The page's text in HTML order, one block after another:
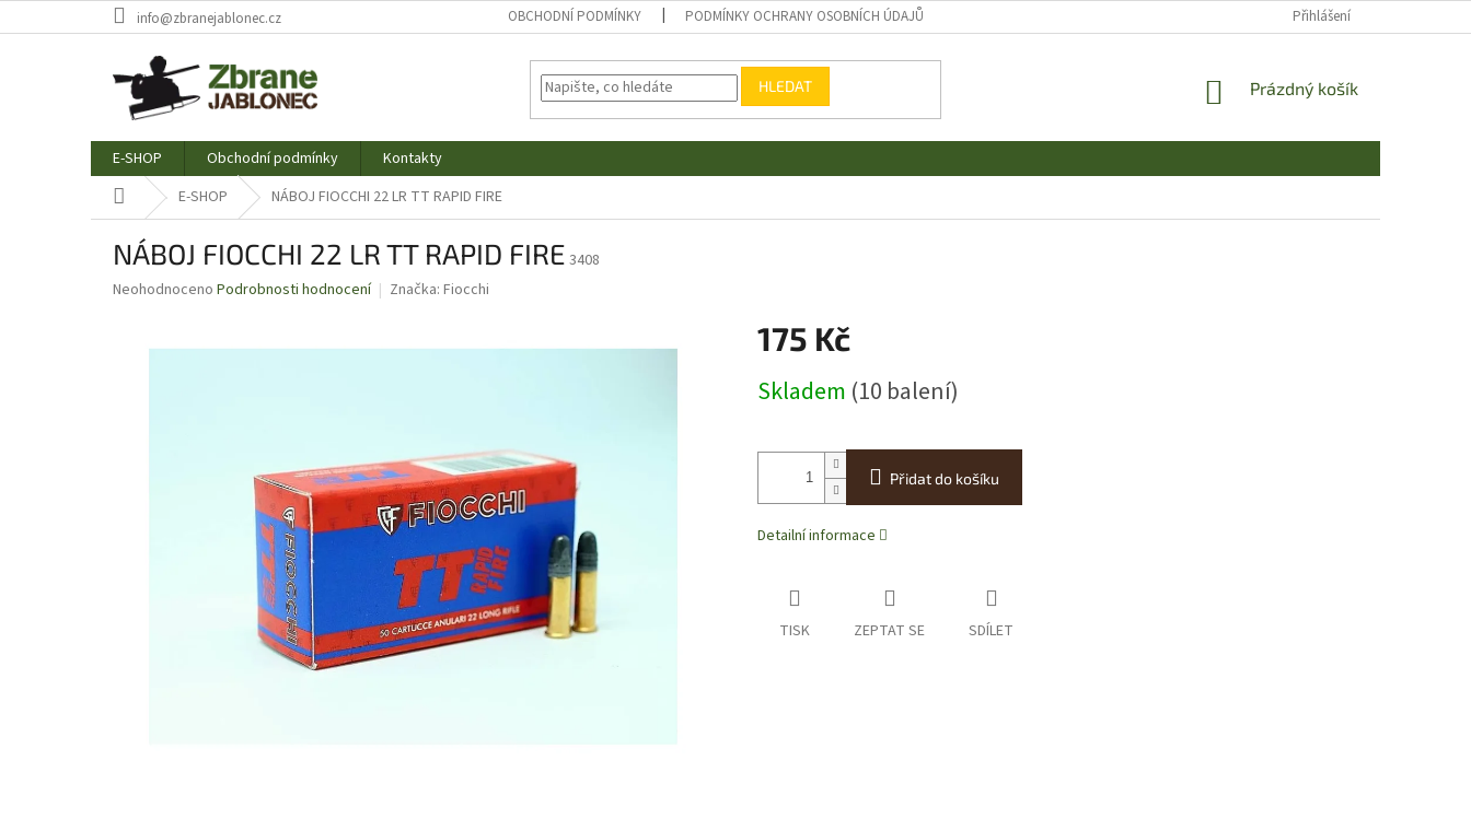
na
info@zbranejablonec.cz OBCHODNÍ PODMÍNKY PODMÍNKY OCHRANY OSOBNÍCH ÚDAJŮ Přihlášení
HLEDAT
NÁKUPNÍ
Prázdný košík
E-SHOP Obchodní podmínky
Kontakty
Domů E-SHOP NÁBOJ FIOCCHI 22 LR TT RAPID FIRE
NÁBOJ FIOCCHI 22 LR TT RAPID FIRE 3408
Průměrné
Neohodnoceno Podrobnosti hodnocení Značka: Fiocchi
175 Kč
cena:
Skladem (10 balení)
Přidat do košíku
Detailní informace
TISK ZEPTAT SE SDÍLET